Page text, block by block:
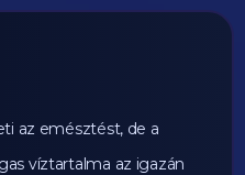
az emésztést, de a
víztartalma az igazán